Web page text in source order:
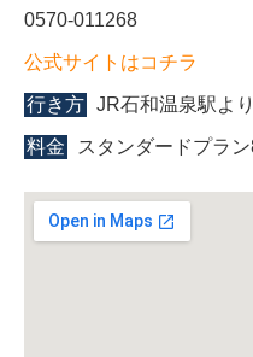
0570-011268
公式サイトはコチラ
行き方 JR石和温泉駅よ
料金 スタンダードプラ